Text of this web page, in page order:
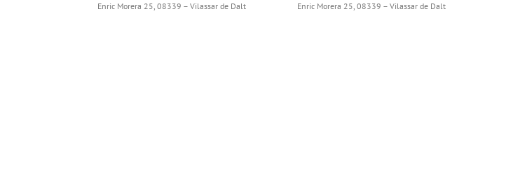
Enric Morera 25, 08339 – Vilassar de Dalt
Enric Morera 25, 08339 – Vilassar de Dalt